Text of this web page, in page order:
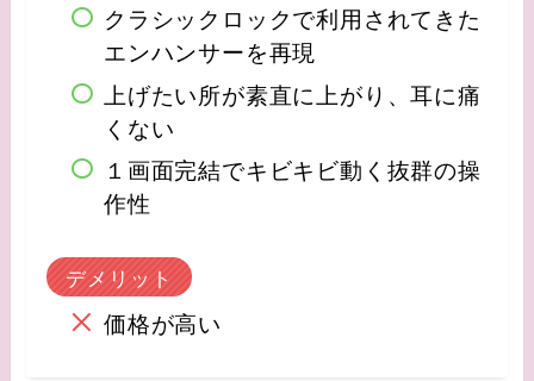
クラシックロックで利用されてきた
エンハンサーを再現
上げたい所が素直に上がり、耳に痛
くない
１画面完結でキビキビ動く抜群の操
作性
デメリット
価格が高い